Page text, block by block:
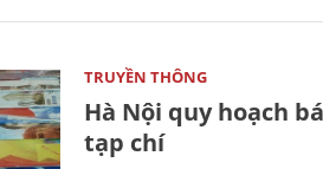
TRUYỀN THÔNG
Hà Nội quy hoạch
tạp chí